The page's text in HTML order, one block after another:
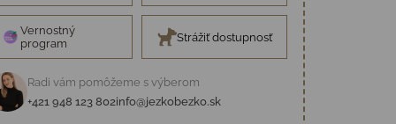
Vernostný
program
Strážiť dostupnosť
Radi vám pomôžeme s výberom
+421 948 123 802info@jezkobezko.sk